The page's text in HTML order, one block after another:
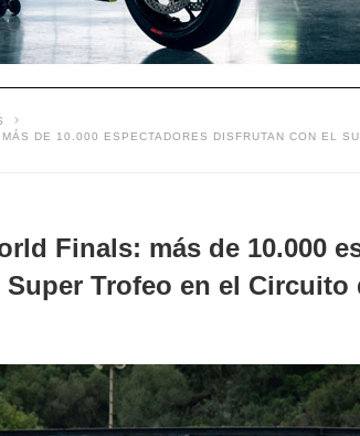
DE 10.000 ESPECTADORES DISFRUTAN CON EL
Finals: más de 10.000
Trofeo en el Circuito